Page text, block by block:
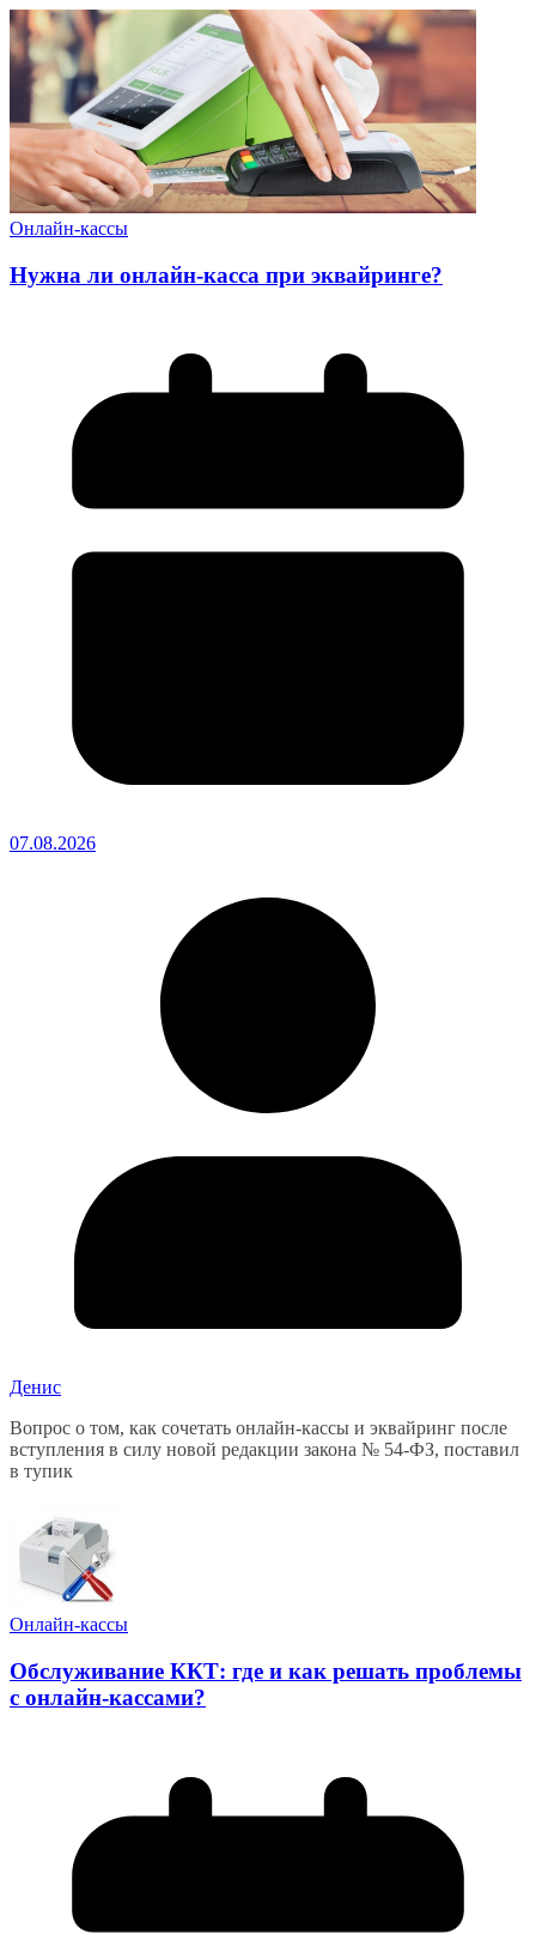
Онлайн-кассы
Нужна ли онлайн-касса при эквайринге?
07.08.2026
Денис
Вопрос о том, как сочетать онлайн-кассы и эквайринг после
вступления в силу новой редакции закона № 54-ФЗ, поставил
в тупик
Онлайн-кассы
Обслуживание ККТ: где и как решать проблемы
с онлайн-кассами?